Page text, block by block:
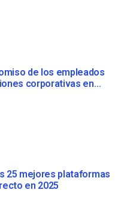
de los empleados
corporativas en
25 mejores plataformas
en 2025